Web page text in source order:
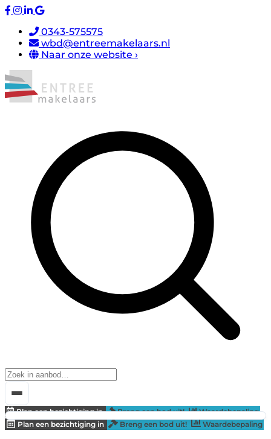
0343-575575
wbd@entreemakelaars.nl
Naar onze website ›
Plan een bezichtiging in Breng een bod uit!
Waardebepaling
Plan een bezichtiging in
Breng een bod uit! Waardebepaling